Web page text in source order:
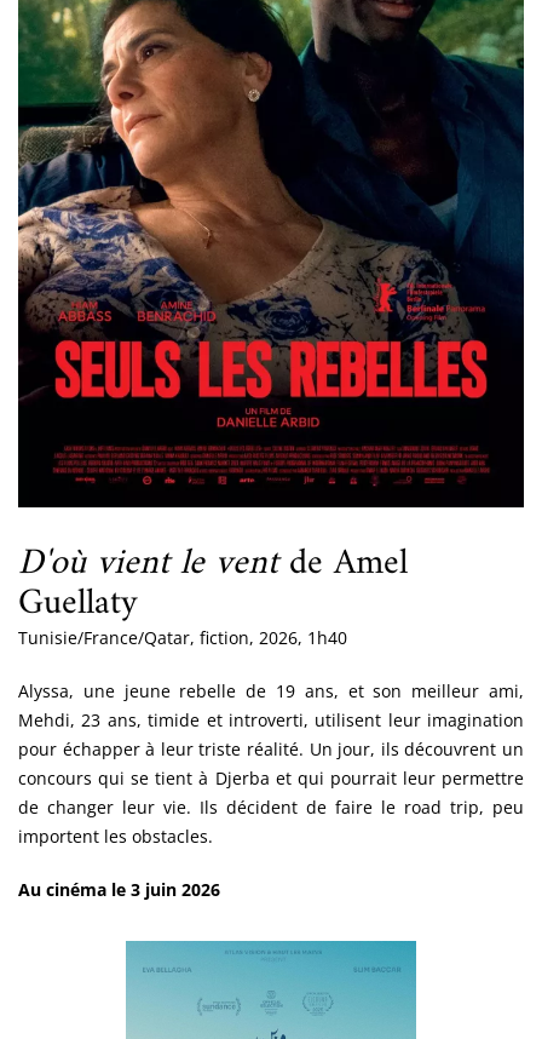
D'où vient le ventde Amel
Guellaty
Tunisie/France/Qatar, fiction, 2026, 1h40
Alyssa, une jeune rebelle de 19 ans, et son meilleur ami,
Mehdi, 23 ans, timide et introverti, utilisent leur imagination
pour échapper à leur triste réalité. Un jour, ils découvrent un
concours qui se tient à Djerba et qui pourrait leur permettre
de changer leur vie. Ils décident de faire le road trip, peu
importent les obstacles.
Au cinéma le 3 juin 2026